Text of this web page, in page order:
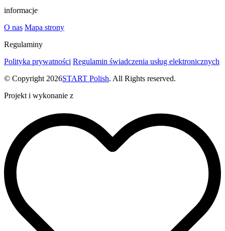
informacje
O nas Mapa strony
Regulaminy
Polityka prywatności Regulamin świadczenia usług elektronicznych
© Copyright 2026START Polish. All Rights reserved.
Projekt i wykonanie z